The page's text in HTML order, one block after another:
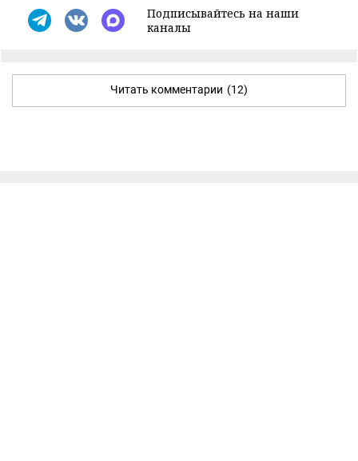
Подписывайтесь на наши
каналы
Читать комментарии (12)